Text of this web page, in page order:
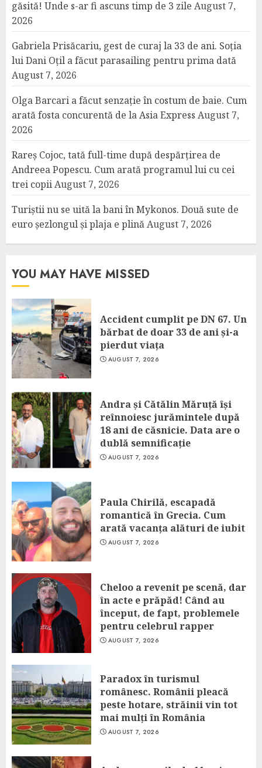
găsită! Unde s-ar fi ascuns timp de 3 zile August 7,
2026
Gabriela Prisăcariu, gest de curaj la 33 de ani. Soția
lui Dani Oțil a făcut parasailing pentru prima dată
August 7, 2026
Olga Barcari a făcut senzație în costum de baie. Cum
arată fosta concurentă de la Asia Express August 7,
2026
Rareș Cojoc, tată full-time după despărțirea de
Andreea Popescu. Cum arată programul lui cu cei
trei copiiAugust 7, 2026
Turiștii nu se uită la bani în Mykonos. Două sute de
euro șezlongul și plaja e plinăAugust 7, 2026
YOU MAY HAVE MISSED
Accident cumplit pe DN 67. Un
bărbat de doar 33 de ani și-a
pierdut viața
AUGUST 7, 2026
Andra și Cătălin Măruță își
reînnoiesc jurămintele după
18 ani de căsnicie. Data are o
dublă semnificație
AUGUST 7, 2026
Paula Chirilă, escapadă
romantică în Grecia. Cum
arată vacanța alături de iubit
AUGUST 7, 2026
Cheloo a revenit pe scenă, dar
în acte e prăpăd! Când au
început, de fapt, problemele
pentru celebrul rapper
AUGUST 7, 2026
Paradox în turismul
românesc. Românii pleacă
peste hotare, străinii vin tot
mai mulți în România
AUGUST 7, 2026